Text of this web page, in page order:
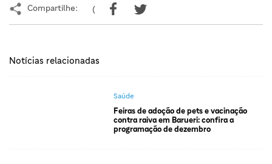
Compartilhe: (
Notícias relacionadas
Saúde
Feiras de adoção de pets e vacinação
contra raiva em Barueri: confira a
programação de dezembro